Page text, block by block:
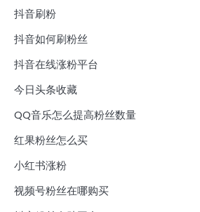
抖音刷粉
抖音如何刷粉丝
抖音在线涨粉平台
今日头条收藏
QQ音乐怎么提高粉丝数量
红果粉丝怎么买
小红书涨粉
视频号粉丝在哪购买